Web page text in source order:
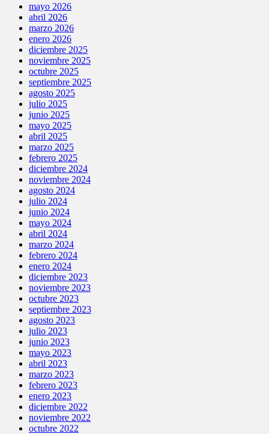
mayo 2026
abril 2026
marzo 2026
enero 2026
diciembre 2025
noviembre 2025
octubre 2025
septiembre 2025
agosto 2025
julio 2025
junio 2025
mayo 2025
abril 2025
marzo 2025
febrero 2025
diciembre 2024
noviembre 2024
agosto 2024
julio 2024
junio 2024
mayo 2024
abril 2024
marzo 2024
febrero 2024
enero 2024
diciembre 2023
noviembre 2023
octubre 2023
septiembre 2023
agosto 2023
julio 2023
junio 2023
mayo 2023
abril 2023
marzo 2023
febrero 2023
enero 2023
diciembre 2022
noviembre 2022
octubre 2022